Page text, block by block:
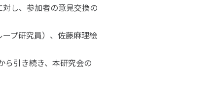
し、参加者の意見交換の
プ研究員）、佐藤麻理絵
ら引き続き、本研究会の